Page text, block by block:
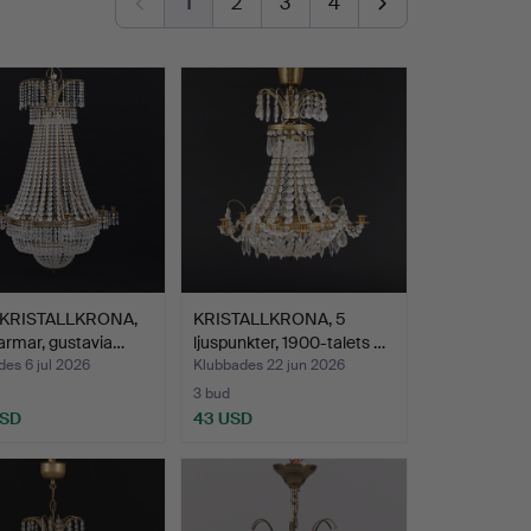
gustavia…
6 jul 2026
KRISTALLKRONA, 5
ljuspunkter, 1900-talets …
Klubbades 22 jun 2026
3 bud
43 USD